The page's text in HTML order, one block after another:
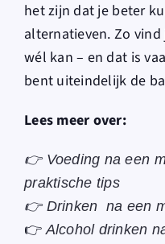
het zijn dat je beter
alternatieven. Zo
wél kan – en dat is
bent uiteindelijk de
Lees meer over:
👉 Voeding na een
praktische tips
👉 Drinken na een
👉Alcohol drinken